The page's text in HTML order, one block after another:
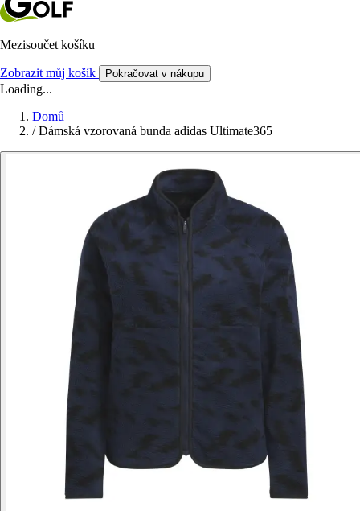
Mezisoučet košíku
Zobrazit můj košík Pokračovat v nákupu
Loading...
Domů
/ Dámská vzorovaná bunda adidas Ultimate365